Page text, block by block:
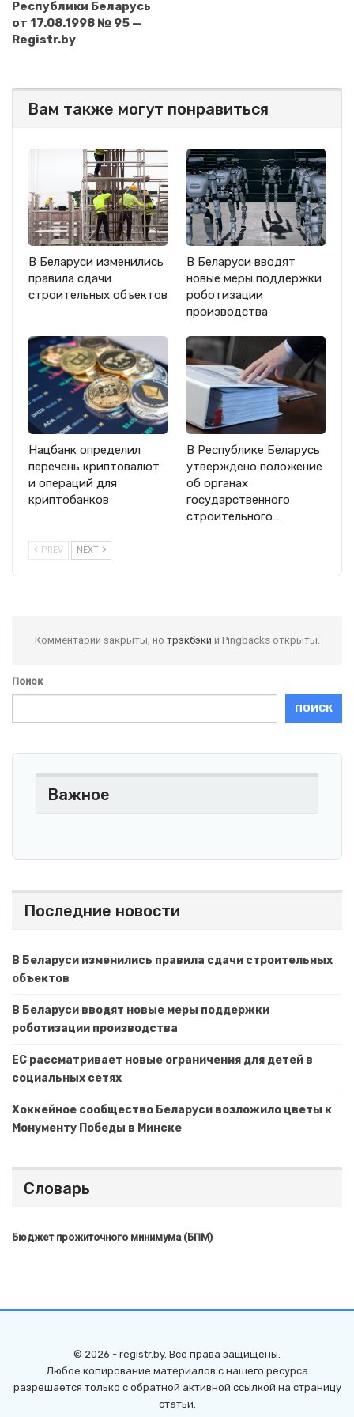
Республики Беларусь
от 17.08.1998 № 95 —
Registr.by
Вам также могут понравиться
В Беларуси изменились
правила сдачи
строительных объектов
В Беларуси вводят
новые меры поддержки
роботизации
производства
Нацбанк определил
перечень криптовалют
и операций для
криптобанков
В Республике Беларусь
утверждено положение
об органах
государственного
строительного…
PREV NEXT
Комментарии закрыты, но трэкбэки и Pingbacks открыты.
Поиск
ПОИСК
Важное
Последние новости
В Беларуси изменились правила сдачи строительных
объектов
В Беларуси вводят новые меры поддержки
роботизации производства
ЕС рассматривает новые ограничения для детей в
социальных сетях
Хоккейное сообщество Беларуси возложило цветы к
Монументу Победы в Минске
Словарь
Бюджет прожиточного минимума (БПМ)
© 2026 - registr.by. Все права защищены.
Любое копирование материалов с нашего ресурса
разрешается только с обратной активной ссылкой на страницу
статьи.